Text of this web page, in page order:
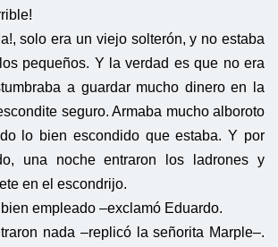
solo era un viejo solterón, y no estaba
pequeños. Y la verdad es que no era
a guardar mucho dinero en la
seguro. Armaba mucho alboroto
lo bien escondido que estaba. Y por
una noche entraron los ladrones y
en el escondrijo.
empleado –exclamó Eduardo.
nada –replicó la señorita Marple–.